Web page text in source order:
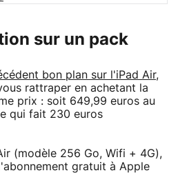
sur un pack
bon plan sur l'iPad Air,
rattraper en achetant la
prix : soit 649,99 euros au
qui fait 230 euros
(modèle 256 Go, Wifi + 4G),
gratuit à Apple